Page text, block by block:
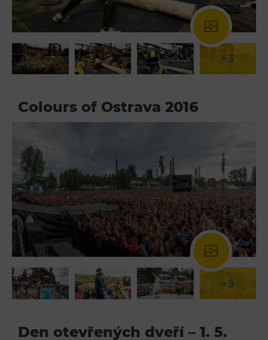
+3
Colours of Ostrava 2016
+5
Den otevřených dveří – 1. 5.